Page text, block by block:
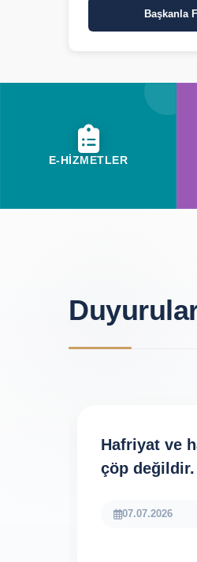
Başkanla
E-HİZMETLER
Hafriyat ve
çöp değildir.
07.07.2026